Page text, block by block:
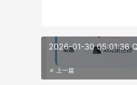
2026-01-30 05:01:36
上一篇